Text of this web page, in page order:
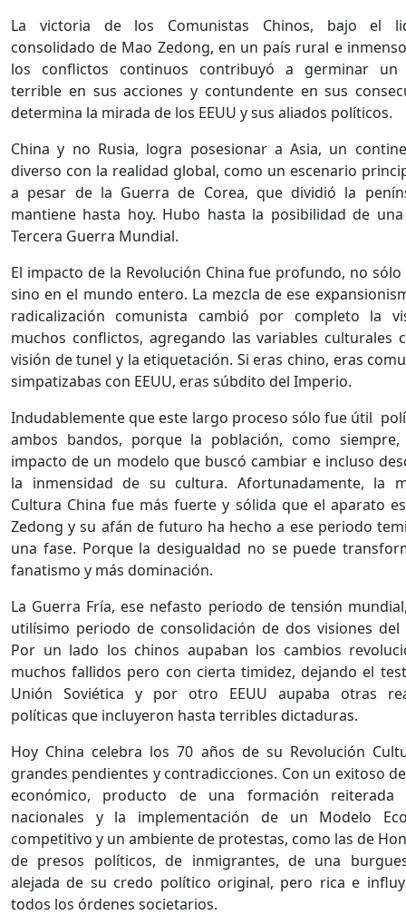
La victoria de los Comunistas Chinos, bajo el
consolidado de Mao Zedong, en un país rural e
los conflictos continuos contribuyó a germinar un
terrible en sus acciones y contundente en sus
determina la mirada de los EEUU y sus aliados políticos.
China y no Rusia, logra posesionar a Asia, un
diverso con la realidad global, como un escenario
a pesar de la Guerra de Corea, que dividió la
mantiene hasta hoy. Hubo hasta la posibilidad de
Tercera Guerra Mundial.
El impacto de la Revolución China fue profundo, no sólo
sino en el mundo entero. La mezcla de ese
radicalización comunista cambió por completo la
muchos conflictos, agregando las variables culturales
visión de tunel y la etiquetación. Si eras chino, eras
simpatizabas con EEUU, eras súbdito del Imperio.
Indudablemente que este largo proceso sólo fue útil
ambos bandos, porque la población, como
impacto de un modelo que buscó cambiar e incluso
la inmensidad de su cultura. Afortunadamente, la
Cultura China fue más fuerte y sólida que el aparato
Zedong y su afán de futuro ha hecho a ese periodo
una fase. Porque la desigualdad no se puede
fanatismo y más dominación.
La Guerra Fría, ese nefasto periodo de tensión
utilísimo periodo de consolidación de dos visiones del
Por un lado los chinos aupaban los cambios
muchos fallidos pero con cierta timidez, dejando el
Unión Soviética y por otro EEUU aupaba otras
políticas que incluyeron hasta terribles dictaduras.
Hoy China celebra los 70 años de su Revolución
grandes pendientes y contradicciones. Con un exitoso
económico, producto de una formación reiterada
nacionales y la implementación de un Modelo
competitivo y un ambiente de protestas, como las de
de presos políticos, de inmigrantes, de una
alejada de su credo político original, pero rica e
todos los órdenes societarios.